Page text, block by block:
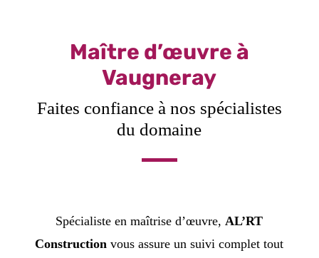
Maître d’œuvre à
Vaugneray
Faites confiance à nos spécialistes
du domaine
Spécialiste en maîtrise d’œuvre, AL’RT
Construction vous assure un suivi complet tout